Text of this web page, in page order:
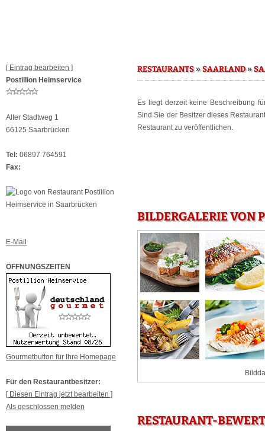
[ Eintrag bearbeiten ]
Postillion Heimservice
Alter Stadtweg 1
66125 Saarbrücken
Tel: 06897 764591
Fax:
E-Mail
ÖFFNUNGSZEITEN
Gourmetbutton für Ihre Homepage
Für den Restaurantbesitzer:
[ Diesen Eintrag jetzt bearbeiten ]
Als geschlossen melden
RESTAURANTS»SAARLAND»
Es liegt derzeit keine Beschreibung
Sind Sie der Besitzer dieses
Restaurant zu veröffentlichen.
BILDERGALERIE VON
RESTAURANT-